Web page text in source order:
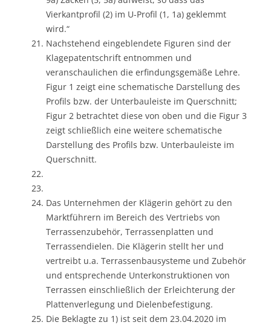
Vierkantprofil (2) im U-Profil (1, 1a) geklemmt
wird.“
Nachstehend eingeblendete Figuren sind der
Klagepatentschrift entnommen und
veranschaulichen die erfindungsgemäße Lehre.
Figur 1 zeigt eine schematische Darstellung des
Profils bzw. der Unterbauleiste im Querschnitt;
Figur 2 betrachtet diese von oben und die Figur 3
zeigt schließlich eine weitere schematische
Darstellung des Profils bzw. Unterbauleiste im
Querschnitt.
Das Unternehmen der Klägerin gehört zu den
Marktführern im Bereich des Vertriebs von
Terrassenzubehör, Terrassenplatten und
Terrassendielen. Die Klägerin stellt her und
vertreibt u.a. Terrassenbausysteme und Zubehör
und entsprechende Unterkonstruktionen von
Terrassen einschließlich der Erleichterung der
Plattenverlegung und Dielenbefestigung.
Die Beklagte zu 1) ist seit dem 23.04.2020 im